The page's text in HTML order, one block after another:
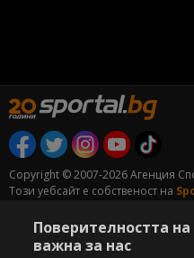
Copyright © 2007-2026 Агенция
Този уебсайт е собственост на
За нас Екип За рекламa
Етични правила на НСС
Поверителността
важна за нас